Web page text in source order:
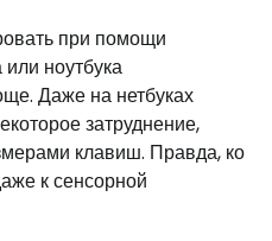
при помощи
ноутбука
Даже на нетбуках
затруднение,
клавиш. Правда, ко
к сенсорной